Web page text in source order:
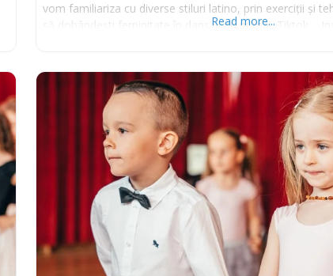
vom familiariza cu diverse stiluri latino, prin exerciții și
să dobândești feminitate în dans și nu numai. Tiktok
Read more...